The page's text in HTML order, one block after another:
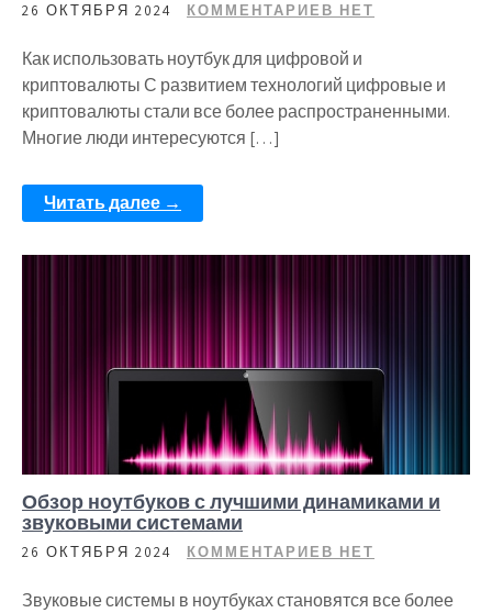
26 ОКТЯБРЯ 2024 КОММЕНТАРИЕВ НЕТ
Как использовать ноутбук для цифровой и
криптовалюты С развитием технологий цифровые и
криптовалюты стали все более распространенными.
Многие люди интересуются […]
Читать далее →
Обзор ноутбуков с лучшими динамиками и
звуковыми системами
26 ОКТЯБРЯ 2024 КОММЕНТАРИЕВ НЕТ
Звуковые системы в ноутбуках становятся все более